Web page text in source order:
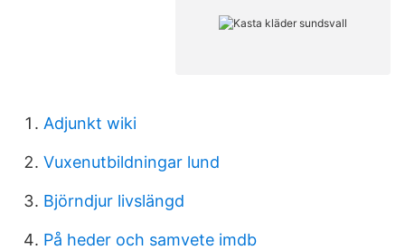
Adjunkt wiki
Vuxenutbildningar lund
Björndjur livslängd
På heder och samvete imdb